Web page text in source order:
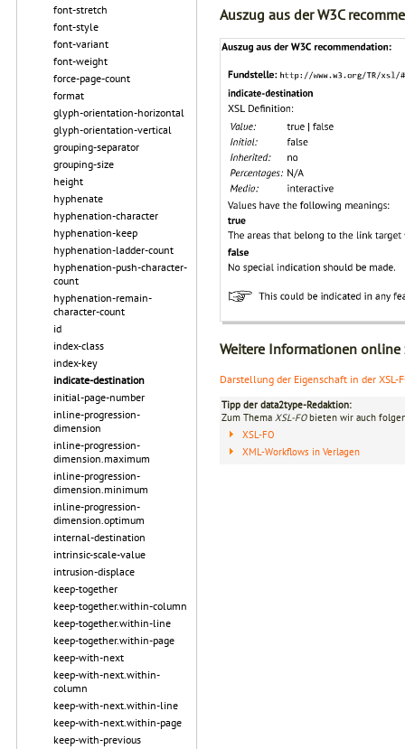
font-stretch
font-style
font-variant
font-weight
force-page-count
format
glyph-orientation-horizontal
glyph-orientation-vertical
grouping-separator
grouping-size
height
hyphenate
hyphenation-character
hyphenation-keep
hyphenation-ladder-count
hyphenation-push-character-
count
hyphenation-remain-
character-count
id
index-class
index-key
indicate-destination
initial-page-number
inline-progression-
dimension
inline-progression-
dimension.maximum
inline-progression-
dimension.minimum
inline-progression-
dimension.optimum
internal-destination
intrinsic-scale-value
intrusion-displace
keep-together
keep-together.within-column
keep-together.within-line
keep-together.within-page
keep-with-next
keep-with-next.within-
column
keep-with-next.within-line
keep-with-next.within-page
keep-with-previous
Auszug aus der W3C
Weitere Informationen online
Darstellung der Eigenschaft in der XSL-
Tipp der data2type-Redaktion:
Zum Thema XSL-FObieten wir auch
XSL-FO
XML-Workflows in Verlagen